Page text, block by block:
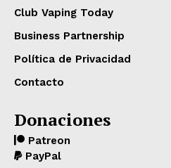
Club Vaping Today
Business Partnership
Política de Privacidad
Contacto
Donaciones
Patreon
PayPal